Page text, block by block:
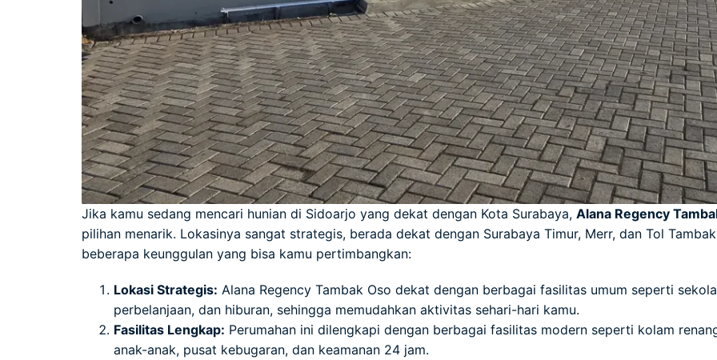
Jika kamu sedang mencari hunian di Sidoarjo yang dekat dengan Kota Surabaya, Alana Regency
pilihan menarik. Lokasinya sangat strategis, berada dekat dengan Surabaya Timur, Merr, dan Tol
beberapa keunggulan yang bisa kamu pertimbangkan:
Lokasi Strategis: Alana Regency Tambak Oso dekat dengan berbagai fasilitas umum seperti
perbelanjaan, dan hiburan, sehingga memudahkan aktivitas sehari-hari kamu.
Fasilitas Lengkap: Perumahan ini dilengkapi dengan berbagai fasilitas modern seperti kolam
anak-anak, pusat kebugaran, dan keamanan 24 jam.